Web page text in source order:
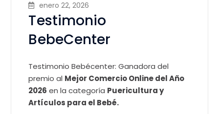
enero 22, 2026
Testimonio
BebeCenter
Testimonio Bebécenter: Ganadora del
premio al Mejor Comercio Online del Año
2026 en la categoría Puericultura y
Artículos para el Bebé.